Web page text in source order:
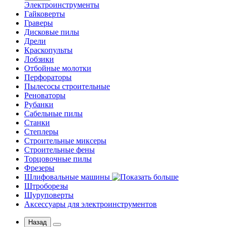
Электроинструменты
Гайковерты
Граверы
Дисковые пилы
Дрели
Краскопульты
Лобзики
Отбойные молотки
Перфораторы
Пылесосы строительные
Реноваторы
Рубанки
Сабельные пилы
Станки
Степлеры
Строительные миксеры
Строительные фены
Торцовочные пилы
Фрезеры
Шлифовальные машины
Штроборезы
Шуруповерты
Аксессуары для электроинструментов
Назад